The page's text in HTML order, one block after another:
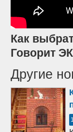
Как
Говорит
Другие